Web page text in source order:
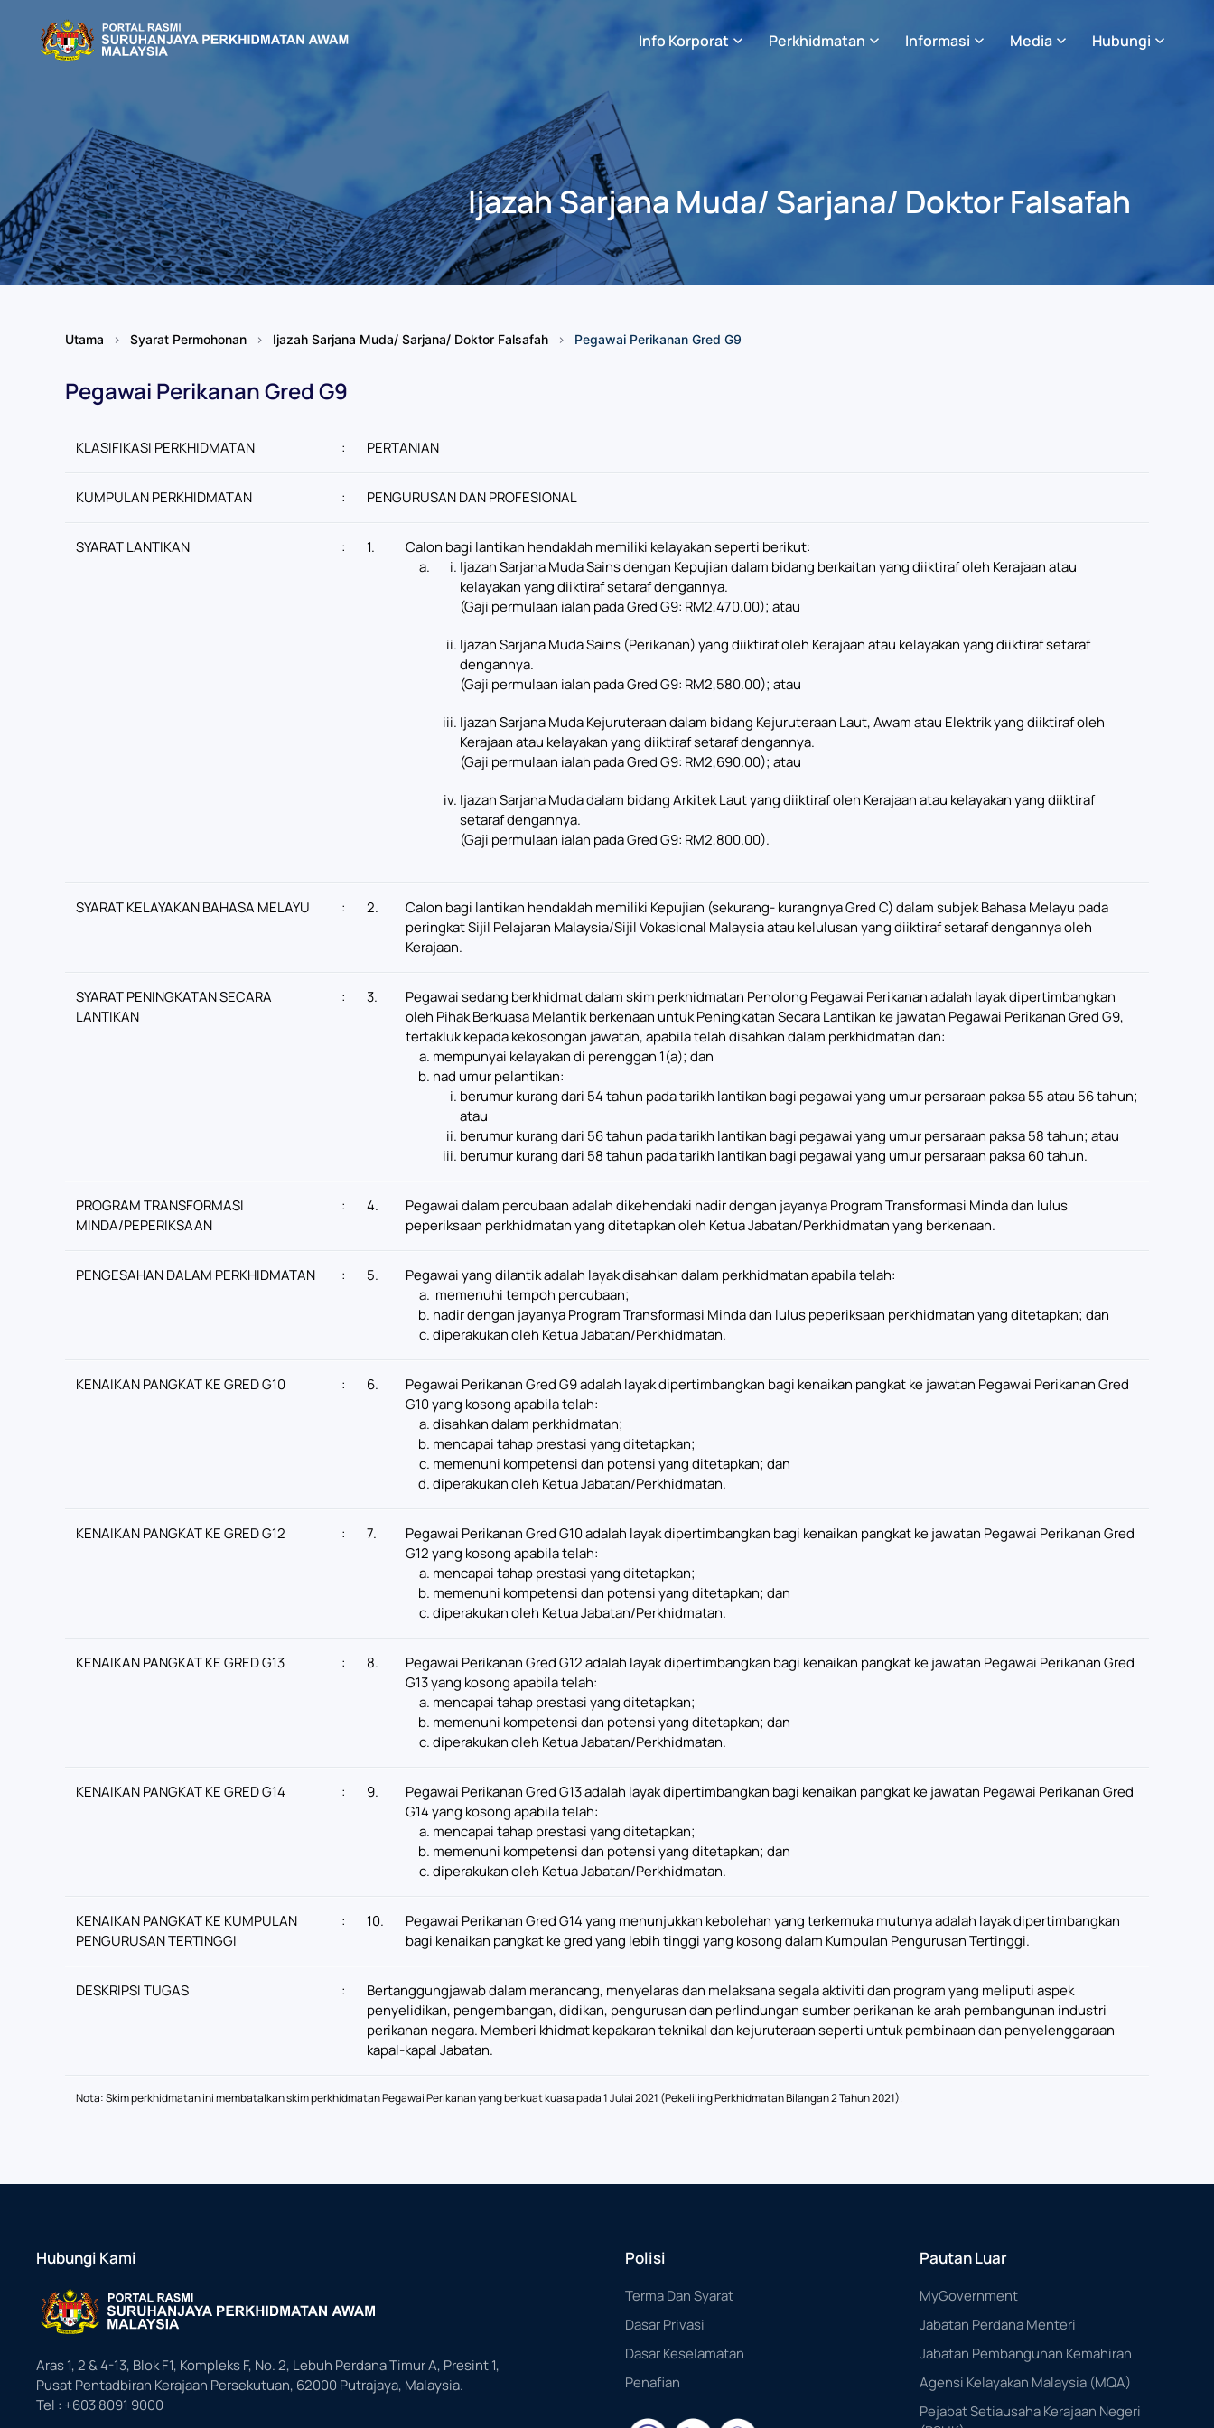
Skip to main content
Info Korporat Perkhidmatan Informasi Media Hubungi
Ijazah Sarjana Muda/ Sarjana/ Doktor Falsafah
Utama Syarat Permohonan Ijazah Sarjana Muda/ Sarjana/ Doktor Falsafah Pegawai Perikanan Gred G9
Pegawai Perikanan Gred G9
KLASIFIKASI PERKHIDMATAN : PERTANIAN
KUMPULAN PERKHIDMATAN : PENGURUSAN DAN PROFESIONAL
SYARAT LANTIKAN : 1.
Calon bagi lantikan hendaklah memiliki kelayakan seperti berikut:
Ijazah Sarjana Muda Sains dengan Kepujian dalam bidang berkaitan yang diiktiraf oleh Kerajaan atau
kelayakan yang diiktiraf setaraf dengannya.
(Gaji permulaan ialah pada Gred G9: RM2,470.00); atau
Ijazah Sarjana Muda Sains (Perikanan) yang diiktiraf oleh Kerajaan atau kelayakan yang diiktiraf setaraf
dengannya.
(Gaji permulaan ialah pada Gred G9: RM2,580.00); atau
Ijazah Sarjana Muda Kejuruteraan dalam bidang Kejuruteraan Laut, Awam atau Elektrik yang diiktiraf oleh
Kerajaan atau kelayakan yang diiktiraf setaraf dengannya.
(Gaji permulaan ialah pada Gred G9: RM2,690.00); atau
Ijazah Sarjana Muda dalam bidang Arkitek Laut yang diiktiraf oleh Kerajaan atau kelayakan yang diiktiraf
setaraf dengannya.
(Gaji permulaan ialah pada Gred G9: RM2,800.00).
SYARAT KELAYAKAN BAHASA MELAYU : 2.
Calon bagi lantikan hendaklah memiliki Kepujian (sekurang- kurangnya Gred C) dalam subjek Bahasa Melayu pada
peringkat Sijil Pelajaran Malaysia/Sijil Vokasional Malaysia atau kelulusan yang diiktiraf setaraf dengannya oleh
Kerajaan.
SYARAT PENINGKATAN SECARA
LANTIKAN
: 3.
Pegawai sedang berkhidmat dalam skim perkhidmatan Penolong Pegawai Perikanan adalah layak dipertimbangkan
oleh Pihak Berkuasa Melantik berkenaan untuk Peningkatan Secara Lantikan ke jawatan Pegawai Perikanan Gred G9,
tertakluk kepada kekosongan jawatan, apabila telah disahkan dalam perkhidmatan dan:
mempunyai kelayakan di perenggan 1(a); dan
had umur pelantikan:
berumur kurang dari 54 tahun pada tarikh lantikan bagi pegawai yang umur persaraan paksa 55 atau 56 tahun;
atau
berumur kurang dari 56 tahun pada tarikh lantikan bagi pegawai yang umur persaraan paksa 58 tahun; atau
berumur kurang dari 58 tahun pada tarikh lantikan bagi pegawai yang umur persaraan paksa 60 tahun.
PROGRAM TRANSFORMASI
MINDA/PEPERIKSAAN
: 4.
Pegawai dalam percubaan adalah dikehendaki hadir dengan jayanya Program Transformasi Minda dan lulus
peperiksaan perkhidmatan yang ditetapkan oleh Ketua Jabatan/Perkhidmatan yang berkenaan.
PENGESAHAN DALAM PERKHIDMATAN : 5.
Pegawai yang dilantik adalah layak disahkan dalam perkhidmatan apabila telah:
memenuhi tempoh percubaan;
hadir dengan jayanya Program Transformasi Minda dan lulus peperiksaan perkhidmatan yang ditetapkan; dan
diperakukan oleh Ketua Jabatan/Perkhidmatan.
KENAIKAN PANGKAT KE GRED G10 : 6.
Pegawai Perikanan Gred G9 adalah layak dipertimbangkan bagi kenaikan pangkat ke jawatan Pegawai Perikanan Gred
G10 yang kosong apabila telah:
disahkan dalam perkhidmatan;
mencapai tahap prestasi yang ditetapkan;
memenuhi kompetensi dan potensi yang ditetapkan; dan
diperakukan oleh Ketua Jabatan/Perkhidmatan.
KENAIKAN PANGKAT KE GRED G12 : 7.
Pegawai Perikanan Gred G10 adalah layak dipertimbangkan bagi kenaikan pangkat ke jawatan Pegawai Perikanan Gred
G12 yang kosong apabila telah:
mencapai tahap prestasi yang ditetapkan;
memenuhi kompetensi dan potensi yang ditetapkan; dan
diperakukan oleh Ketua Jabatan/Perkhidmatan.
KENAIKAN PANGKAT KE GRED G13 : 8.
Pegawai Perikanan Gred G12 adalah layak dipertimbangkan bagi kenaikan pangkat ke jawatan Pegawai Perikanan Gred
G13 yang kosong apabila telah:
mencapai tahap prestasi yang ditetapkan;
memenuhi kompetensi dan potensi yang ditetapkan; dan
diperakukan oleh Ketua Jabatan/Perkhidmatan.
KENAIKAN PANGKAT KE GRED G14 : 9.
Pegawai Perikanan Gred G13 adalah layak dipertimbangkan bagi kenaikan pangkat ke jawatan Pegawai Perikanan Gred
G14 yang kosong apabila telah:
mencapai tahap prestasi yang ditetapkan;
memenuhi kompetensi dan potensi yang ditetapkan; dan
diperakukan oleh Ketua Jabatan/Perkhidmatan.
KENAIKAN PANGKAT KE KUMPULAN
PENGURUSAN TERTINGGI
: 10.
Pegawai Perikanan Gred G14 yang menunjukkan kebolehan yang terkemuka mutunya adalah layak dipertimbangkan
bagi kenaikan pangkat ke gred yang lebih tinggi yang kosong dalam Kumpulan Pengurusan Tertinggi.
DESKRIPSI TUGAS :
Bertanggungjawab dalam merancang, menyelaras dan melaksana segala aktiviti dan program yang meliputi aspek
penyelidikan, pengembangan, didikan, pengurusan dan perlindungan sumber perikanan ke arah pembangunan industri
perikanan negara. Memberi khidmat kepakaran teknikal dan kejuruteraan seperti untuk pembinaan dan penyelenggaraan
kapal-kapal Jabatan.
Nota: Skim perkhidmatan ini membatalkan skim perkhidmatan Pegawai Perikanan yang berkuat kuasa pada 1 Julai 2021 (Pekeliling Perkhidmatan Bilangan 2 Tahun 2021).
Hubungi Kami
Aras 1, 2 & 4-13, Blok F1, Kompleks F, No. 2, Lebuh Perdana Timur A, Presint 1,
Pusat Pentadbiran Kerajaan Persekutuan, 62000 Putrajaya, Malaysia.
Tel : +603 8091 9000
Polisi
Terma Dan Syarat
Dasar Privasi
Dasar Keselamatan
Penafian
Pautan Luar
MyGovernment
Jabatan Perdana Menteri
Jabatan Pembangunan Kemahiran
Agensi Kelayakan Malaysia (MQA)
Pejabat Setiausaha Kerajaan Negeri